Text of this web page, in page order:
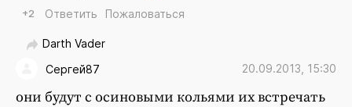
+2 Ответить Пожаловаться
Darth Vader
Сергей87
20.09.2013, 15:30
они будут с осиновыми кольями их встречать